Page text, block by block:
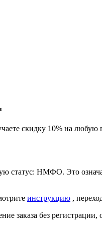
скидку 10% на любую
статус: НМФО. Это
инструкцию ,
заказа без